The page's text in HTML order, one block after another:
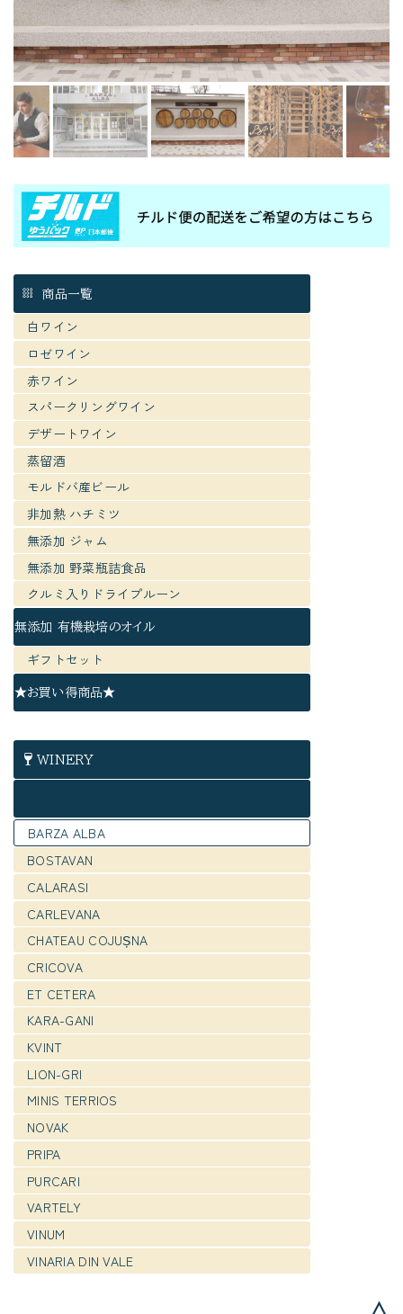
商品一覧
白ワイン
ロゼワイン
赤ワイン
スパークリングワイン
デザートワイン
蒸留酒
モルドバ産ビール
非加熱 ハチミツ
無添加 ジャム
無添加 野菜瓶詰食品
クルミ入りドライプルーン
無添加 有機栽培のオイル
ギフトセット
★お買い得商品★
WINERY
BARZA ALBA
BOSTAVAN
CALARASI
CARLEVANA
CHATEAU COJUȘNA
CRICOVA
ET CETERA
KARA-GANI
KVINT
LION-GRI
MINIS TERRIOS
NOVAK
PRIPA
PURCARI
VARTELY
VINUM
VINARIA DIN VALE